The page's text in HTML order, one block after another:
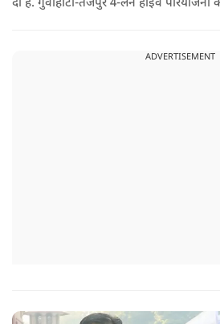
दी है. गुवाहाटी-तेजपुर 4-लेन हाईवे परियोजना
ADVERTISEMENT